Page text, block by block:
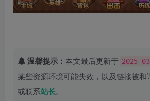
温馨提示： 本文最后更新于 2025-
某些资源环境可能失效，以及链接被和
或联系站长。